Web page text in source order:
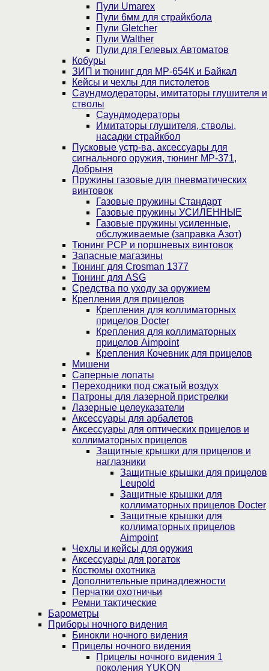
Пули Umarex
Пули 6мм для страйкбола
Пули Gletcher
Пули Walther
Пули для Гелевых Автоматов
Кобуры
ЗИП и тюнинг для МР-654К и Байкал
Кейсы и чехлы для пистолетов
Саундмодераторы, имитаторы глушителя и
стволы
Саундмодераторы
Имитаторы глушителя, стволы,
насадки страйкбол
Пусковые устр-ва, аксессуары для
сигнального оружия, тюнинг МР-371,
Добрыня
Пружины газовые для пневматических
винтовок
Газовые пружины Стандарт
Газовые пружины УСИЛЕННЫЕ
Газовые пружины усиленные,
обслуживаемые (заправка Азот)
Тюнинг PCP и поршневых винтовок
Запасные магазины
Тюнинг для Crosman 1377
Тюнинг для ASG
Средства по уходу за оружием
Крепления для прицелов
Крепления для коллиматорных
прицелов Docter
Крепления для коллиматорных
прицелов Aimpoint
Крепления Кочевник для прицелов
Мишени
Саперные лопаты
Переходники под сжатый воздух
Патроны для лазерной пристрелки
Лазерные целеуказатели
Аксессуары для арбалетов
Аксессуары для оптических прицелов и
коллиматорных прицелов
Защитные крышки для прицелов и
наглазники
Защитные крышки для прицелов
Leupold
Защитные крышки для
коллиматорных прицелов Docter
Защитные крышки для
коллиматорных прицелов
Aimpoint
Чехлы и кейсы для оружия
Аксессуары для рогаток
Костюмы охотника
Дополнительные принадлежности
Перчатки охотничьи
Ремни тактические
Барометры
Приборы ночного видения
Бинокли ночного видения
Прицелы ночного видения
Прицелы ночного видения 1
поколения YUKON